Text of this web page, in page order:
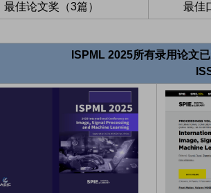
最佳论文奖（3篇） 最佳
ISPML 2025所有录用论文